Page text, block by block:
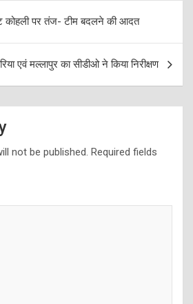
कोहली पर तंज- टीम बदलने की आदत
एवं मल्लापुर का सीडीओ ने किया निरीक्षण
not be published. Required fields